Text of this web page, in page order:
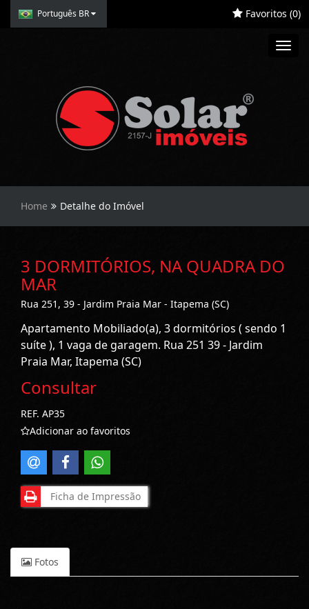
Português BR Favoritos (0)
Home Detalhe do Imóvel
3 DORMITÓRIOS, NA QUADRA DO
MAR
Rua 251, 39 - Jardim Praia Mar - Itapema (SC)
Apartamento Mobiliado(a), 3 dormitórios ( sendo 1
suíte ), 1 vaga de garagem. Rua 251 39 - Jardim
Praia Mar, Itapema (SC)
Consultar
REF. AP35
Adicionar ao favoritos
Ficha de Impressão
Fotos